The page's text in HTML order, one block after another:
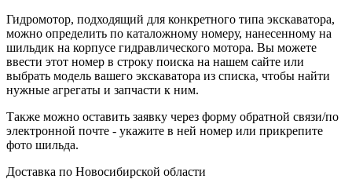
Гидромотор, подходящий для конкретного типа экскаватора,
можно определить по каталожному номеру, нанесенному на
шильдик на корпусе гидравлического мотора. Вы можете
ввести этот номер в строку поиска на нашем сайте или
выбрать модель вашего экскаватора из списка, чтобы найти
нужные агрегаты и запчасти к ним.
Также можно оставить заявку через форму обратной связи/по
электронной почте - укажите в ней номер или прикрепите
фото шильда.
Доставка по Новосибирской области